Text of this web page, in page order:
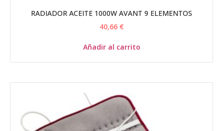
RADIADOR ACEITE 1000W AVANT 9 ELEMENTOS
40,66 €
Añadir al carrito